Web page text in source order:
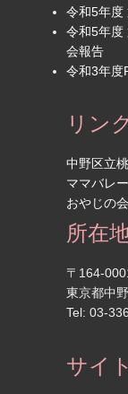
令和5年度
令和5年度
会報告
令和3年度
リンク
中野区立
ママバレ
おやじの会
所在
〒164-
東京都中
Tel: 03-
サイ